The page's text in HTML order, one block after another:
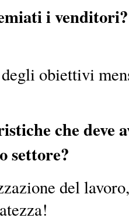
i
obiettivi
che deve
settore?
del